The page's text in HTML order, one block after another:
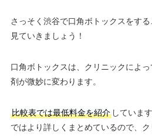
さっそく渋谷で口角ボトックスをす
見ていきましょう！
口角ボトックスは、クリニックによ
剤が微妙に変わります。
比較表では最低料金を紹介していま
ではより詳しくまとめているので、